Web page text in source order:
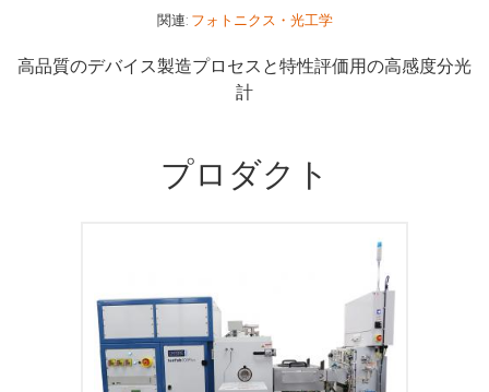
関連: フォトニクス・光工学
高品質のデバイス製造プロセスと特性評価用の高感度分光
計
プロダクト
当社のイオンビームデポジション製品は、
高品質で高密度かつ滑らかな表面を持つ、
薄膜デポジションを実現することで、選ん
でいただいています。イオンビーム技術
は、単一ツールで最大限のシステム活用が
可能で、エッチングやデポジションに対し
て、非常に多様な手法を提供できます。当